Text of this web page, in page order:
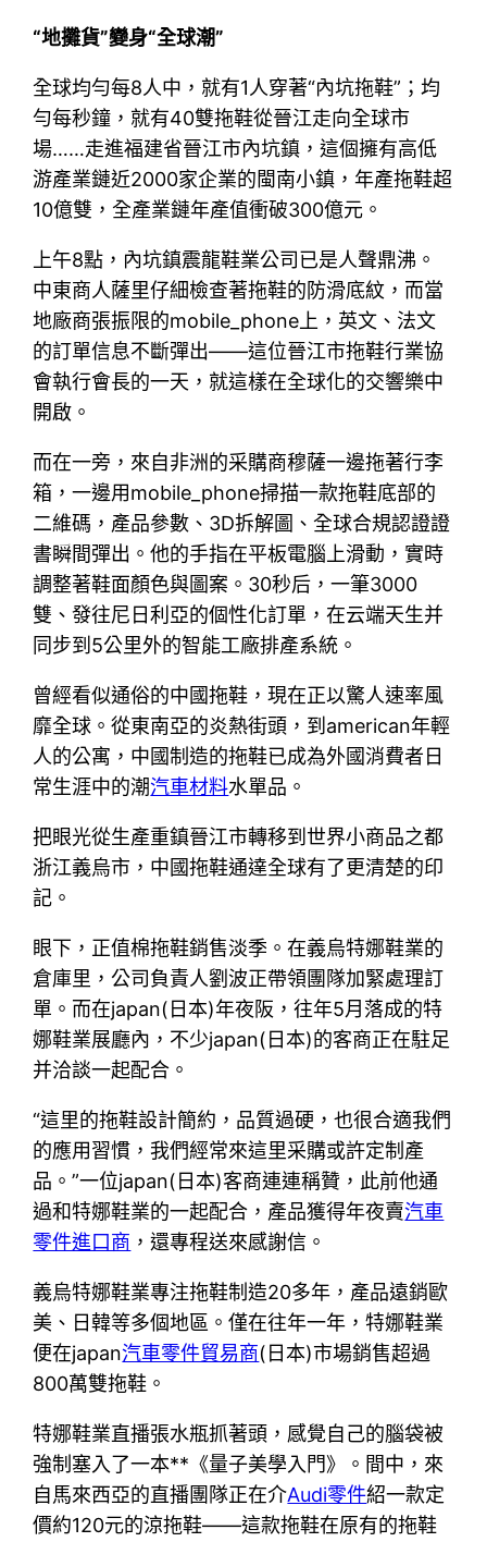
“地攤貨”變身“全球潮”
全球均勻每8人中，就有1人穿著“內坑拖鞋”；均
勻每秒鐘，就有40雙拖鞋從晉江走向全球市
場……走進福建省晉江市內坑鎮，這個擁有高低
游產業鏈近2000家企業的閩南小鎮，年產拖鞋超
10億雙，全產業鏈年產值衝破300億元。
上午8點，內坑鎮震龍鞋業公司已是人聲鼎沸。
中東商人薩里仔細檢查著拖鞋的防滑底紋，而當
地廠商張振限的mobile_phone上，英文、法文
的訂單信息不斷彈出——這位晉江市拖鞋行業協
會執行會長的一天，就這樣在全球化的交響樂中
開啟。
而在一旁，來自非洲的采購商穆薩一邊拖著行李
箱，一邊用mobile_phone掃描一款拖鞋底部的
二維碼，產品參數、3D拆解圖、全球合規認證證
書瞬間彈出。他的手指在平板電腦上滑動，實時
調整著鞋面顏色與圖案。30秒后，一筆3000
雙、發往尼日利亞的個性化訂單，在云端天生并
同步到5公里外的智能工廠排產系統。
曾經看似通俗的中國拖鞋，現在正以驚人速率風
靡全球。從東南亞的炎熱街頭，到american年輕
人的公寓，中國制造的拖鞋已成為外國消費者日
常生涯中的潮汽車材料水單品。
把眼光從生產重鎮晉江市轉移到世界小商品之都
浙江義烏市，中國拖鞋通達全球有了更清楚的印
記。
眼下，正值棉拖鞋銷售淡季。在義烏特娜鞋業的
倉庫里，公司負責人劉波正帶領團隊加緊處理訂
單。而在japan(日本)年夜阪，往年5月落成的特
娜鞋業展廳內，不少japan(日本)的客商正在駐足
并洽談一起配合。
“這里的拖鞋設計簡約，品質過硬，也很合適我們
的應用習慣，我們經常來這里采購或許定制產
品。”一位japan(日本)客商連連稱贊，此前他通
過和特娜鞋業的一起配合，產品獲得年夜賣汽車
零件進口商 ，還專程送來感謝信。
義烏特娜鞋業專注拖鞋制造20多年，產品遠銷歐
美、日韓等多個地區。僅在往年一年，特娜鞋業
便在japan汽車零件貿易商(日本)市場銷售超過
800萬雙拖鞋。
特娜鞋業直播張水瓶抓著頭，感覺自己的腦袋被
強制塞入了一本**《量子美學入門》。間中，來
自馬來西亞的直播團隊正在介Audi零件紹一款定
價約120元的涼拖鞋——這款拖鞋在原有的拖鞋